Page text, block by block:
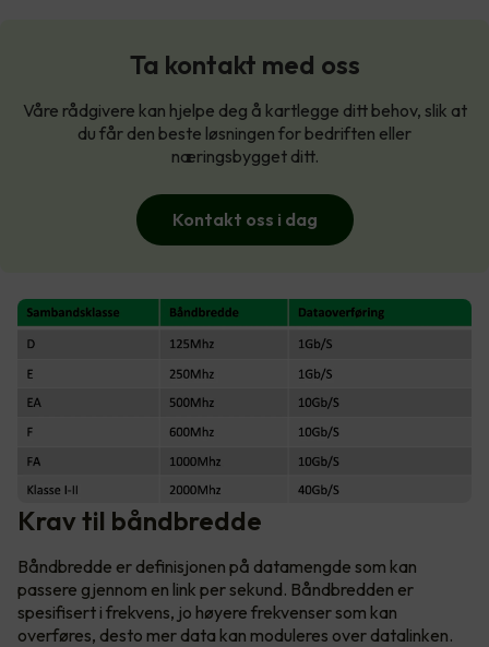
Ta kontakt med oss
Våre rådgivere kan hjelpe deg å kartlegge ditt behov, slik at
du får den beste løsningen for bedriften eller
næringsbygget ditt.
Kontakt oss i dag
Krav til båndbredde
Båndbredde er definisjonen på datamengde som kan
passere gjennom en link per sekund. Båndbredden er
spesifisert i frekvens, jo høyere frekvenser som kan
overføres, desto mer data kan moduleres over datalinken.